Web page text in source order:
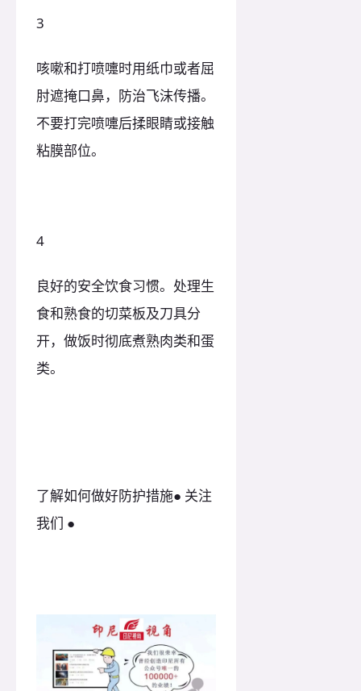
3
咳嗽和打喷嚏时用纸巾或者屈
肘遮掩口鼻，防治飞沫传播。
不要打完喷嚏后揉眼睛或接触
粘膜部位。
4
良好的安全饮食习惯。处理生
食和熟食的切菜板及刀具分
开，做饭时彻底煮熟肉类和蛋
类。
了解如何做好防护措施● 关注
我们 ●